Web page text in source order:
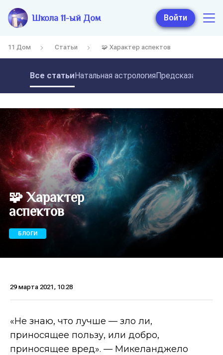
Школа 11-ый Дом Войти
11 Дом Статьи 🧩 Характер аспектов
Все статьиНатальная астрология
🧩 Характер
аспектов
БЛОГИ
29 марта 2021, 10:28
«Не знаю, что лучше — зло ли,
приносящее пользу, или добро,
приносящее вред». — Микеланджело